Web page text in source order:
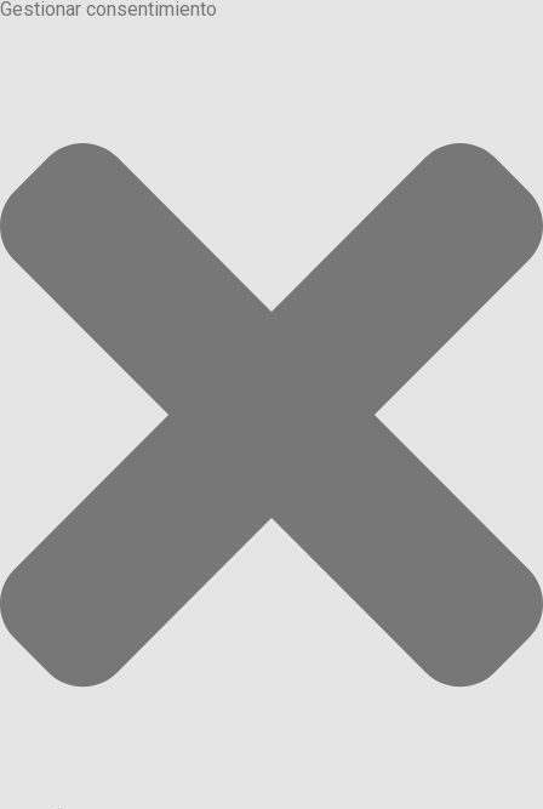
Gestionar consentimiento